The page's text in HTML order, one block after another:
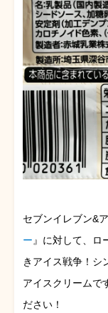
セブンイレブン&
ー』に対して、ロ
きアイス戦争！シ
アイスクリームで
ださい！